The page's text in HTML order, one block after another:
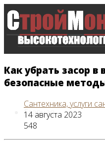
Главная
Как убрать засор
безопасные
Сантехника, услуги
14 августа 2023
548